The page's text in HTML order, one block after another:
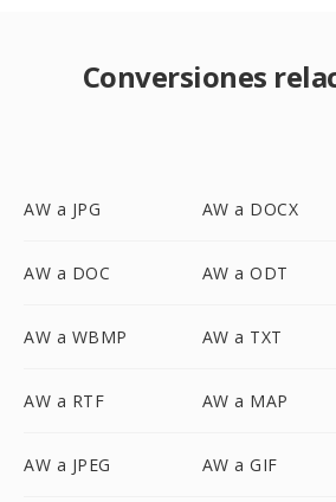
Conversiones
AW a JPG AW a DOCX
AW a DOC AW a ODT
AW a WBMP AW a TXT
AW a RTF AW a MAP
AW a JPEG AW a GIF